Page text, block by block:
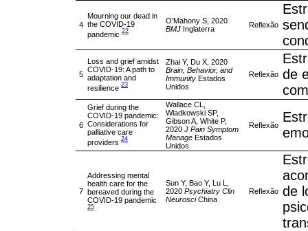
4
Mourning our dead in
the COVID-19
pandemic 22
O’Mahony S, 2020
BMJ Inglaterra Reflexão
5
Loss and grief amidst
COVID-19: A path to
adaptation and
resilience 23
Zhai Y, Du X, 2020
Brain, Behavior, and
Immunity Estados
Unidos
Reflexão de
6
Grief during the
COVID-19 pandemic:
Considerations for
palliative care
providers 24
Wallace CL,
Wladkowski SP,
Gibson A, White P,
2020 J Pain Symptom
Manage Estados
Unidos
Reflexão
7
Addressing mental
health care for the
bereaved during the
COVID-19 pandemic
25
Sun Y, Bao Y, Lu L,
2020 Psychiatry Clin
NeurosciChina
Reflexão de